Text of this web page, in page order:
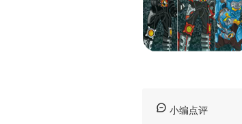
小编点评